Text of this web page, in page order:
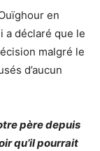
en
a déclaré que le
malgré le
d’aucun
père depuis
qu’il pourrait